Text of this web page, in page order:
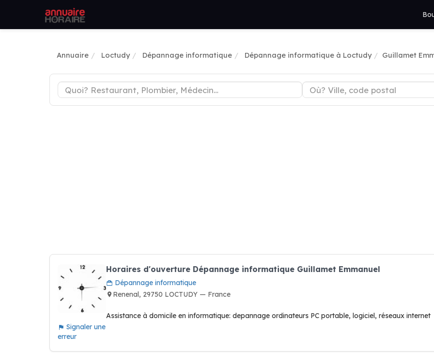
Annuaire Loctudy Dépannage informatique Dépannage informatique à Loctudy Guillamet
Signaler une
erreur
Horaires d'ouverture Dépannage informatique Guillamet Emmanuel
Dépannage informatique
Renenal, 29750 LOCTUDY — France
Assistance à domicile en informatique: depannage ordinateurs PC portable, logiciel, réseaux internet